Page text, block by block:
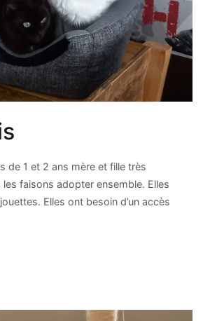
de 1 et 2 ans mère et fille très
faisons adopter ensemble. Elles
Elles ont besoin d’un accès